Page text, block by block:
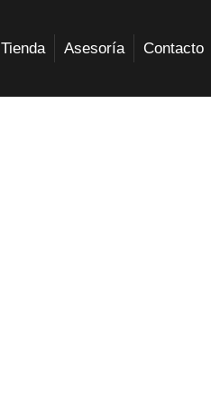
Tienda Asesoría Contacto